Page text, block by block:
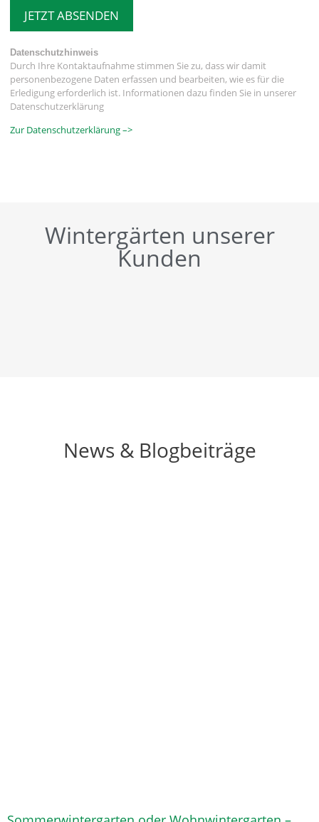
JETZT ABSENDEN
Datenschutzhinweis
Durch Ihre Kontaktaufnahme stimmen Sie zu, dass wir damit
personenbezogene Daten erfassen und bearbeiten, wie es für die
Erledigung erforderlich ist. Informationen dazu finden Sie in unserer
Datenschutzerklärung
Zur Datenschutzerklärung –>
Wintergärten unserer
Kunden
News & Blogbeiträge